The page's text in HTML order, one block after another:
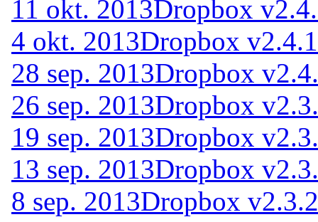
11 okt. 2013Dropbox
4 okt. 2013Dropbox v2.4.1
28 sep. 2013Dropbox
26 sep. 2013Dropbox
19 sep. 2013Dropbox
13 sep. 2013Dropbox
8 sep. 2013Dropbox